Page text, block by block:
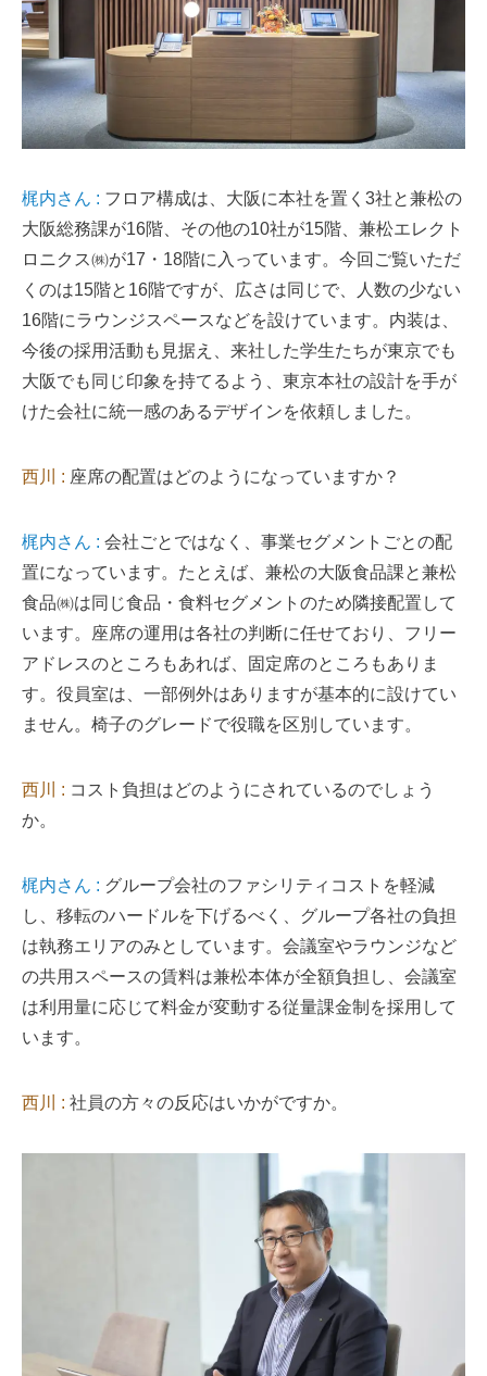
梶内さん : フロア構成は、大阪に本社を置く3社と兼松の
大阪総務課が16階、その他の10社が15階、兼松エレクト
ロニクス㈱が17・18階に入っています。今回ご覧いただ
くのは15階と16階ですが、広さは同じで、人数の少ない
16階にラウンジスペースなどを設けています。内装は、
今後の採用活動も見据え、来社した学生たちが東京でも
大阪でも同じ印象を持てるよう、東京本社の設計を手が
けた会社に統一感のあるデザインを依頼しました。
西川 : 座席の配置はどのようになっていますか？
梶内さん : 会社ごとではなく、事業セグメントごとの配
置になっています。たとえば、兼松の大阪食品課と兼松
食品㈱は同じ食品・食料セグメントのため隣接配置して
います。座席の運用は各社の判断に任せており、フリー
アドレスのところもあれば、固定席のところもありま
す。役員室は、一部例外はありますが基本的に設けてい
ません。椅子のグレードで役職を区別しています。
西川 : コスト負担はどのようにされているのでしょう
か。
梶内さん : グループ会社のファシリティコストを軽減
し、移転のハードルを下げるべく、グループ各社の負担
は執務エリアのみとしています。会議室やラウンジなど
の共用スペースの賃料は兼松本体が全額負担し、会議室
は利用量に応じて料金が変動する従量課金制を採用して
います。
西川 : 社員の方々の反応はいかがですか。